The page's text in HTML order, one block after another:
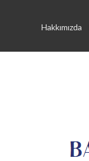
Hakkımızda